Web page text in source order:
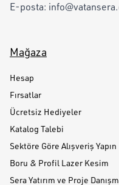
E-posta:
Mağaza
Hesap
Fırsatlar
Ücretsiz Hediyeler
Katalog Talebi
Sektöre Göre Alışveriş Yapın
Boru & Profil Lazer Kesim
Sera Yatırım ve Proje